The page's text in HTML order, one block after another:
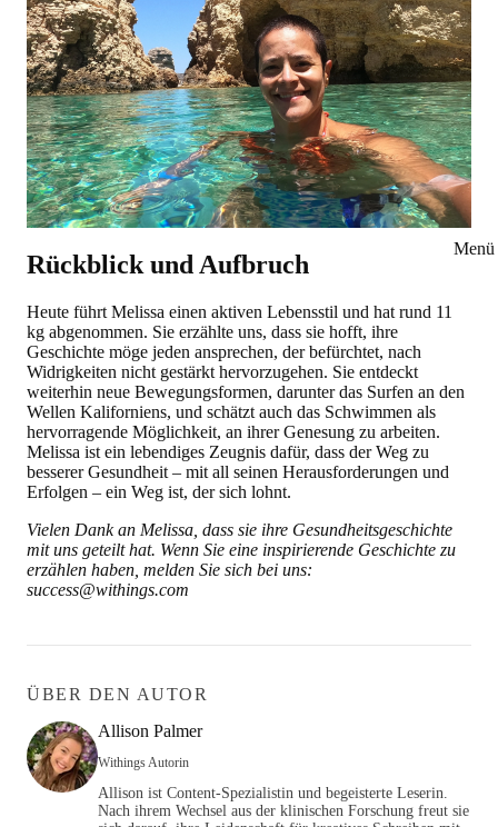
Menü
Rückblick und Aufbruch
Heute führt Melissa einen aktiven Lebensstil und hat rund 11
kg abgenommen. Sie erzählte uns, dass sie hofft, ihre
Geschichte möge jeden ansprechen, der befürchtet, nach
Widrigkeiten nicht gestärkt hervorzugehen. Sie entdeckt
weiterhin neue Bewegungsformen, darunter das Surfen an den
Wellen Kaliforniens, und schätzt auch das Schwimmen als
hervorragende Möglichkeit, an ihrer Genesung zu arbeiten.
Melissa ist ein lebendiges Zeugnis dafür, dass der Weg zu
besserer Gesundheit – mit all seinen Herausforderungen und
Erfolgen – ein Weg ist, der sich lohnt.
Vielen Dank an Melissa, dass sie ihre Gesundheitsgeschichte
mit uns geteilt hat. Wenn Sie eine inspirierende Geschichte zu
erzählen haben, melden Sie sich bei uns:
success@withings.com
ÜBER DEN AUTOR
Allison Palmer
Withings Autorin
Allison ist Content-Spezialistin und begeisterte Leserin.
Nach ihrem Wechsel aus der klinischen Forschung freut sie